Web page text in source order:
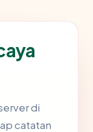
di
catatan